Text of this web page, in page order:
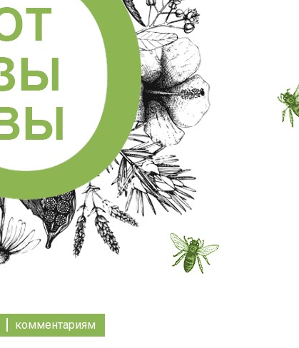
комментариям